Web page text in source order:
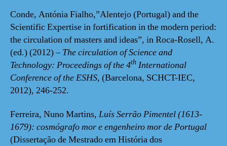
Conde, Antónia Fialho,”Alentejo (Portugal) and the
Scientific Expertise in fortification in the modern period:
the circulation of masters and ideas”, in Roca-Rosell, A.
(ed.) (2012) –The circulation of Science and
Technology: Proceedings of the 4th International
Conference of the ESHS, (Barcelona, SCHCT-IEC,
2012), 246-252.
Ferreira, Nuno Martins, Luís Serrão Pimentel (1613-
1679): cosmógrafo mor e engenheiro mor de Portugal
(Dissertação de Mestrado em História dos